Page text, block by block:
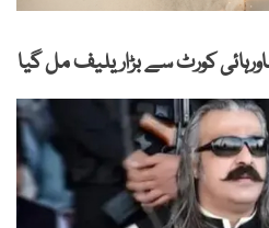
کورٹ سے بڑاریلیف مل گیا